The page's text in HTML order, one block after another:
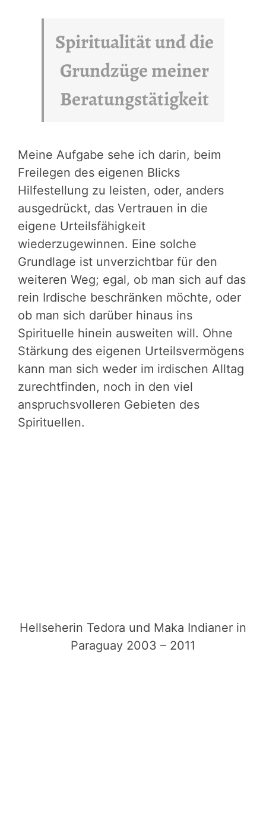
Spiritualität und die
Grundzüge meiner
Beratungstätigkeit
Meine Aufgabe sehe ich darin, beim
Freilegen des eigenen Blicks
Hilfestellung zu leisten, oder, anders
ausgedrückt, das Vertrauen in die
eigene Urteilsfähigkeit
wiederzugewinnen. Eine solche
Grundlage ist unverzichtbar für den
weiteren Weg; egal, ob man sich auf das
rein Irdische beschränken möchte, oder
ob man sich darüber hinaus ins
Spirituelle hinein ausweiten will. Ohne
Stärkung des eigenen Urteilsvermögens
kann man sich weder im irdischen Alltag
zurechtfinden, noch in den viel
anspruchsvolleren Gebieten des
Spirituellen.
Hellseherin Tedora und Maka Indianer in
Paraguay 2003 – 2011